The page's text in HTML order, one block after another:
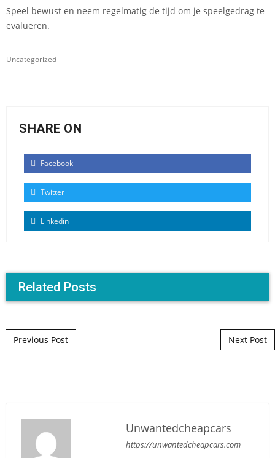
Speel bewust en neem regelmatig de tijd om je speelgedrag te
evalueren.
Uncategorized
SHARE ON
Facebook
Twitter
Linkedin
Related Posts
Post navigation
Previous Post Next Post
Unwantedcheapcars
https://unwantedcheapcars.com